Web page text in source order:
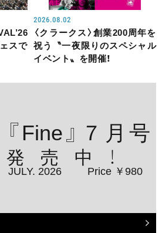
スで
2026.08.02
〈クラークス〉創業200周年を
祝う〝一夜限りのスペシャル
イベント〟を開催！
『Fine』７月号
発売中！
JULY. 2026 Price ￥980